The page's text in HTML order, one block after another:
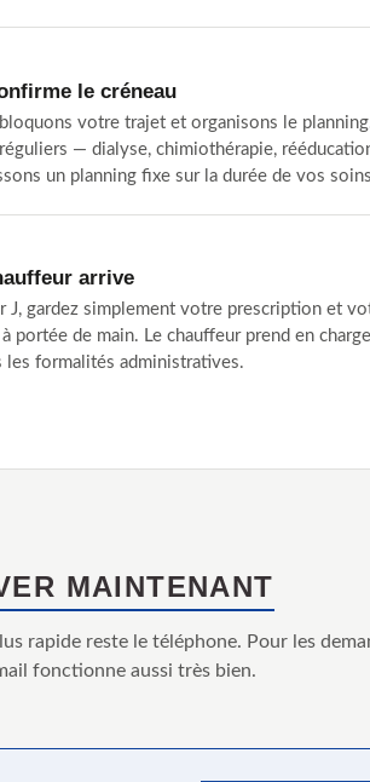
le créneau
votre trajet et organisons le
— dialyse, chimiothérapie,
un planning fixe sur la durée de vos
arrive
J, gardez simplement votre prescription et
portée de main. Le chauffeur prend en
les formalités administratives.
MAINTENANT
rapide reste le téléphone. Pour les
fonctionne aussi très bien.